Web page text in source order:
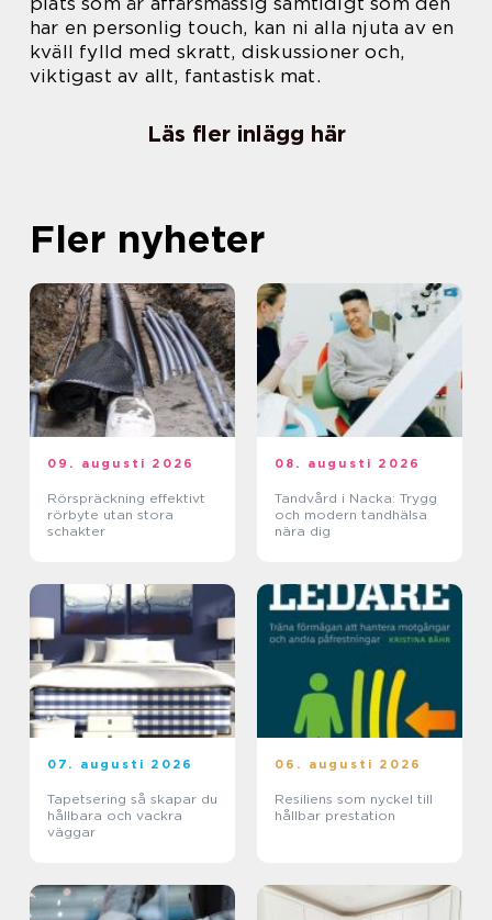
har en personlig touch, kan ni alla njuta av en
kväll fylld med skratt, diskussioner och,
viktigast av allt, fantastisk mat.
Läs fler inlägg här
Fler nyheter
09. augusti 2026
Rörspräckning effektivt
rörbyte utan stora
schakter
08. augusti 2026
Tandvård i Nacka: Trygg
och modern tandhälsa
nära dig
07. augusti 2026
Tapetsering så skapar du
hållbara och vackra
väggar
06. augusti 2026
Resiliens som nyckel till
hållbar prestation